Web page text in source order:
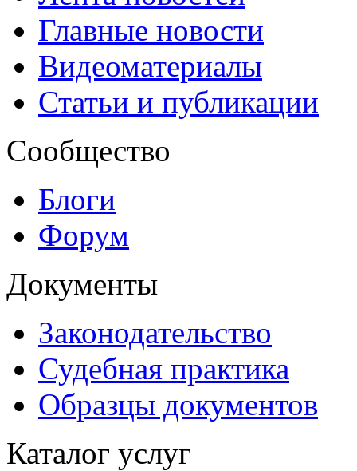
Главные новости
Видеоматериалы
Статьи и публикации
Сообщество
Блоги
Форум
Документы
Законодательство
Судебная практика
Образцы документов
Каталог услуг